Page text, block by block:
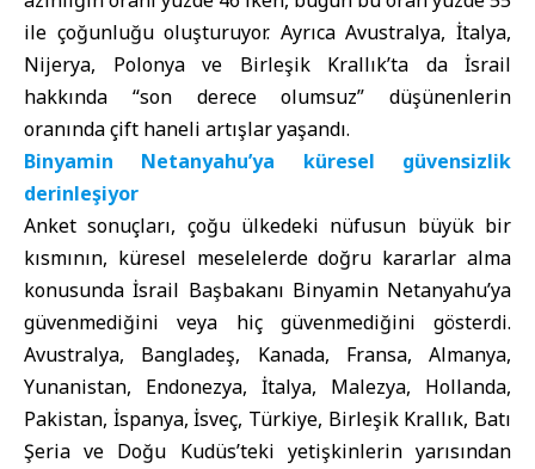
ile çoğunluğu oluşturuyor. Ayrıca Avustralya, İtalya,
Nijerya, Polonya ve Birleşik Krallık’ta da İsrail
hakkında “son derece olumsuz” düşünenlerin
oranında çift haneli artışlar yaşandı.
Binyamin Netanyahu’ya küresel güvensizlik
derinleşiyor
Anket sonuçları, çoğu ülkedeki nüfusun büyük bir
kısmının, küresel meselelerde doğru kararlar alma
konusunda İsrail Başbakanı Binyamin Netanyahu’ya
güvenmediğini veya hiç güvenmediğini gösterdi.
Avustralya, Bangladeş, Kanada, Fransa, Almanya,
Yunanistan, Endonezya, İtalya, Malezya, Hollanda,
Pakistan, İspanya, İsveç, Türkiye, Birleşik Krallık, Batı
Şeria ve Doğu Kudüs’teki yetişkinlerin yarısından